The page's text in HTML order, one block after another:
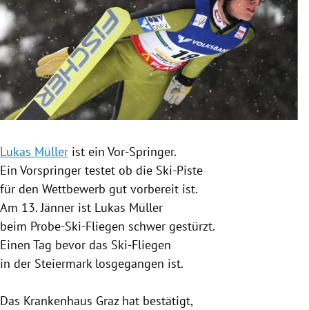
Untermenü
Untermenü
Untermenü
Untermenü
Untermenü
Lukas Müller ist ein Vor-Springer.
Ein Vorspringer testet ob die Ski-Piste
für den Wettbewerb gut vorbereit ist.
Am 13. Jänner ist Lukas Müller
beim Probe-Ski-Fliegen schwer gestürzt.
Einen Tag bevor das Ski-Fliegen
in der Steiermarklosgegangen ist.
Das Krankenhaus Grazhat bestätigt,